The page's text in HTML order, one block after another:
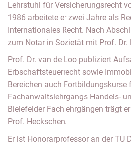
Lehrstuhl für Versicherungsrecht
1986 arbeitete er zwei Jahre als
Internationales Recht. Nach
zum Notar in Sozietät mit Prof. Dr.
Prof. Dr. van de Loo publiziert
Erbschaftsteuerrecht sowie
Bereichen auch Fortbildungskurse
Fachanwaltslehrgangs Handels-
Bielefelder Fachlehrgängen trägt
Prof. Heckschen.
Er ist Honorarprofessor an der TU